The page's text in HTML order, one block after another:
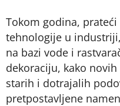
Tokom godina,
tehnologije u
na bazi vode i
dekoraciju, kako
starih i dotrajalih
pretpostavljene